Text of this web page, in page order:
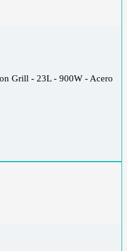
Grill - 23L - 900W - Acero